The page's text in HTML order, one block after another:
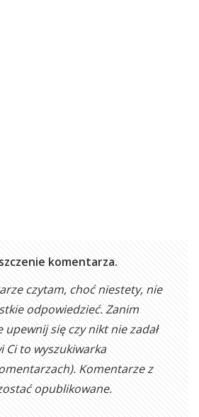
komentarza.
czytam, choć niestety, nie
odpowiedzieć. Zanim
się czy nikt nie zadał
Ci to wyszukiwarka
Komentarze z
opublikowane.